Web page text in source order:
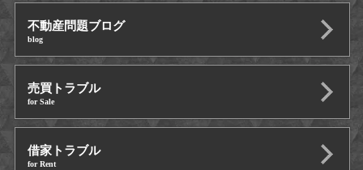
不動産問題ブログ
blog
売買トラブル
for Sale
借家トラブル
for Rent